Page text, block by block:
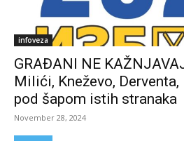
infoveza
GRAĐANI NE
Milići, Kneževo,
pod šapom istih stranaka
November 28, 2024